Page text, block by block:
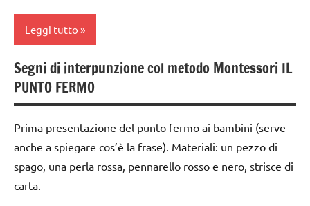
ARGOMENTI
PER ETA'
TUTTI GLI
ARTICOLI
DIDATTICA
lettura e
scrittura
LINGUAGGIO
MONTESSORI
TUTTI GLI
Leggi tutto
classe
1a
2a
6
anni
Segni di interpunzione col metodo Montessori IL
PUNTO FERMO
Prima presentazione del punto fermo ai bambini (serve
anche a spiegare cos’è la frase). Materiali: un pezzo di
spago, una perla rossa, pennarello rosso e nero, strisce di
carta.